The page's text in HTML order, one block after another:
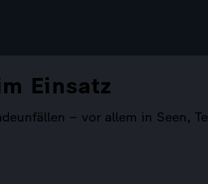
Einsatz
– vor allem in Seen,